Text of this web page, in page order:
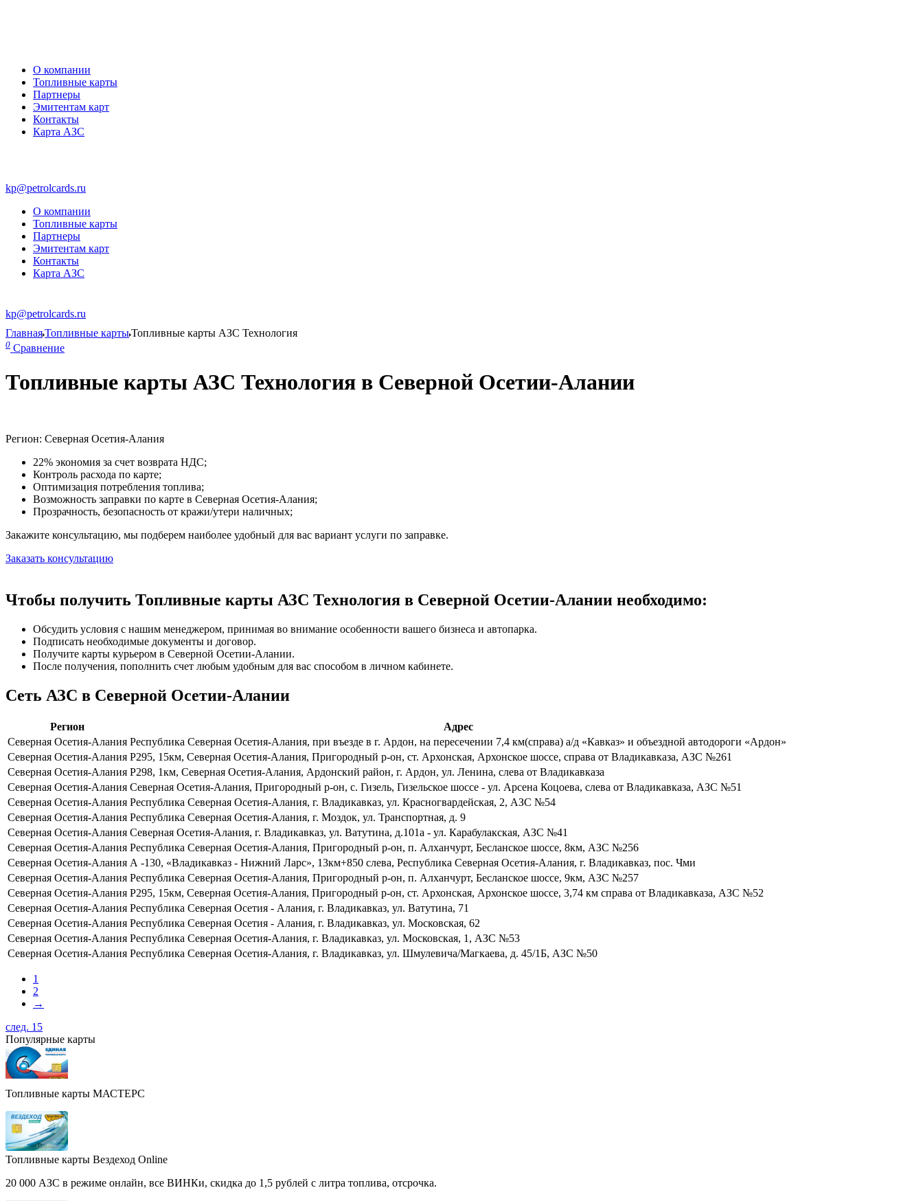
О компании
Топливные карты
Партнеры
Эмитентам карт
Контакты
Карта АЗС
kp@petrolcards.ru
О компании
Топливные карты
Партнеры
Эмитентам карт
Контакты
Карта АЗС
kp@petrolcards.ru
ГлавнаяТопливные картыТопливные карты АЗС Технология
0 Сравнение
Топливные карты АЗС Технология в Северной Осетии-Алании
Регион: Северная Осетия-Алания
22% экономия за счет возврата НДС;
Контроль расхода по карте;
Оптимизация потребления топлива;
Возможность заправки по карте в Северная Осетия-Алания;
Прозрачность, безопасность от кражи/утери наличных;
Закажите консультацию, мы подберем наиболее удобный для вас вариант услуги по заправке.
Заказать консультацию
Чтобы получить Топливные карты АЗС Технология в Северной Осетии-Алании необходимо:
Обсудить условия с нашим менеджером, принимая во внимание особенности вашего бизнеса и автопарка.
Подписать необходимые документы и договор.
Получите карты курьером в Северной Осетии-Алании.
После получения, пополнить счет любым удобным для вас способом в личном кабинете.
Сеть АЗС в Северной Осетии-Алании
Регион
Адрес
Северная Осетия-Алания Республика Северная Осетия-Алания, при въезде в г. Ардон, на пересечении 7,4 км(справа) а/д «Кавказ» и объездной автодороги «Ардон»
Северная Осетия-Алания Р295, 15км, Северная Осетия-Алания, Пригородный р-он, ст. Архонская, Архонское шоссе, справа от Владикавказа, АЗС №261
Северная Осетия-Алания Р298, 1км, Северная Осетия-Алания, Ардонский район, г. Ардон, ул. Ленина, слева от Владикавказа
Северная Осетия-Алания Северная Осетия-Алания, Пригородный р-он, с. Гизель, Гизельское шоссе - ул. Арсена Коцоева, слева от Владикавказа, АЗС №51
Северная Осетия-Алания Республика Северная Осетия-Алания, г. Владикавказ, ул. Красногвардейская, 2, АЗС №54
Северная Осетия-Алания Республика Северная Осетия-Алания, г. Моздок, ул. Транспортная, д. 9
Северная Осетия-Алания Северная Осетия-Алания, г. Владикавказ, ул. Ватутина, д.101а - ул. Карабулакская, АЗС №41
Северная Осетия-Алания Республика Северная Осетия-Алания, Пригородный р-он, п. Алханчурт, Бесланское шоссе, 8км, АЗС №256
Северная Осетия-Алания А -130, «Владикавказ - Нижний Ларс», 13км+850 слева, Республика Северная Осетия-Алания, г. Владикавказ, пос. Чми
Северная Осетия-Алания Республика Северная Осетия-Алания, Пригородный р-он, п. Алханчурт, Бесланское шоссе, 9км, АЗС №257
Северная Осетия-Алания Р295, 15км, Северная Осетия-Алания, Пригородный р-он, ст. Архонская, Архонское шоссе, 3,74 км справа от Владикавказа, АЗС №52
Северная Осетия-Алания Республика Северная Осетия - Алания, г. Владикавказ, ул. Ватутина, 71
Северная Осетия-Алания Республика Северная Осетия - Алания, г. Владикавказ, ул. Московская, 62
Северная Осетия-Алания Республика Северная Осетия-Алания, г. Владикавказ, ул. Московская, 1, АЗС №53
Северная Осетия-Алания Республика Северная Осетия-Алания, г. Владикавказ, ул. Шмулевича/Магкаева, д. 45/1Б, АЗС №50
1
2
→
след. 15
Популярные карты
Топливные карты МАСТЕРС
Топливные карты Вездеход Online
20 000 АЗС в режиме онлайн, все ВИНКи, скидка до 1,5 рублей с литра топлива, отсрочка.